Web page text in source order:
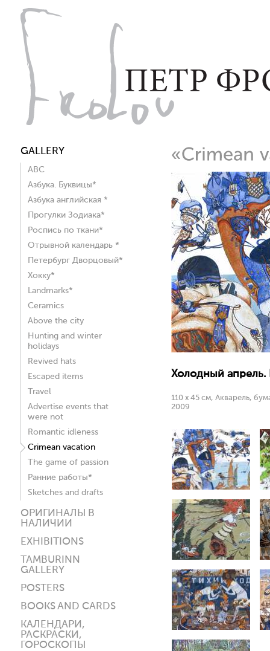
GALLERY
ABC
Азбука. Буквицы*
Азбука английская *
Прогулки Зодиака*
Роспись по ткани*
Отрывной календарь *
Петербург Дворцовый*
Хокку*
Landmarks*
Ceramics
Above the city
Hunting and winter
holidays
Revived hats
Escaped items
Travel
Advertise events that
were not
Romantic idleness
Crimean vacation
The game of passion
Ранние работы*
Sketches and drafts
ОРИГИНАЛЫ В
НАЛИЧИИ
EXHIBITIONS
TAMBURINN
GALLERY
POSTERS
BOOKS AND CARDS
КАЛЕНДАРИ,
РАСКРАСКИ,
ГОРОСКОПЫ
Холодный апрель.
110 х 45 см, Акварель,
2009